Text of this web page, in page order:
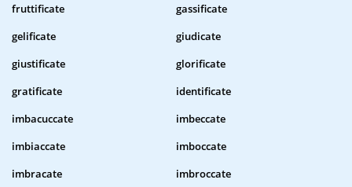
fruttificate
gassificate
gelificate
giudicate
giustificate
glorificate
gratificate
identificate
imbacuccate
imbeccate
imbiaccate
imboccate
imbracate
imbroccate